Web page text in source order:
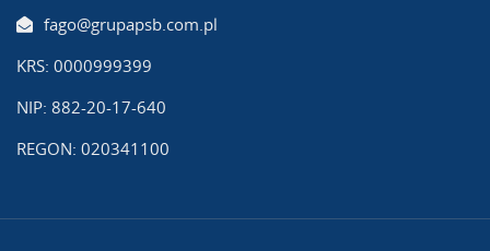
fago@grupapsb.com.pl
KRS: 0000999399
NIP: 882-20-17-640
REGON: 020341100